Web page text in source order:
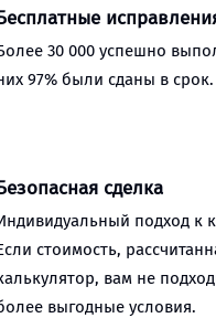
30 000 успешно
97% были сданы в срок.
сделка
подход к
стоимость,
вам не
выгодные условия.